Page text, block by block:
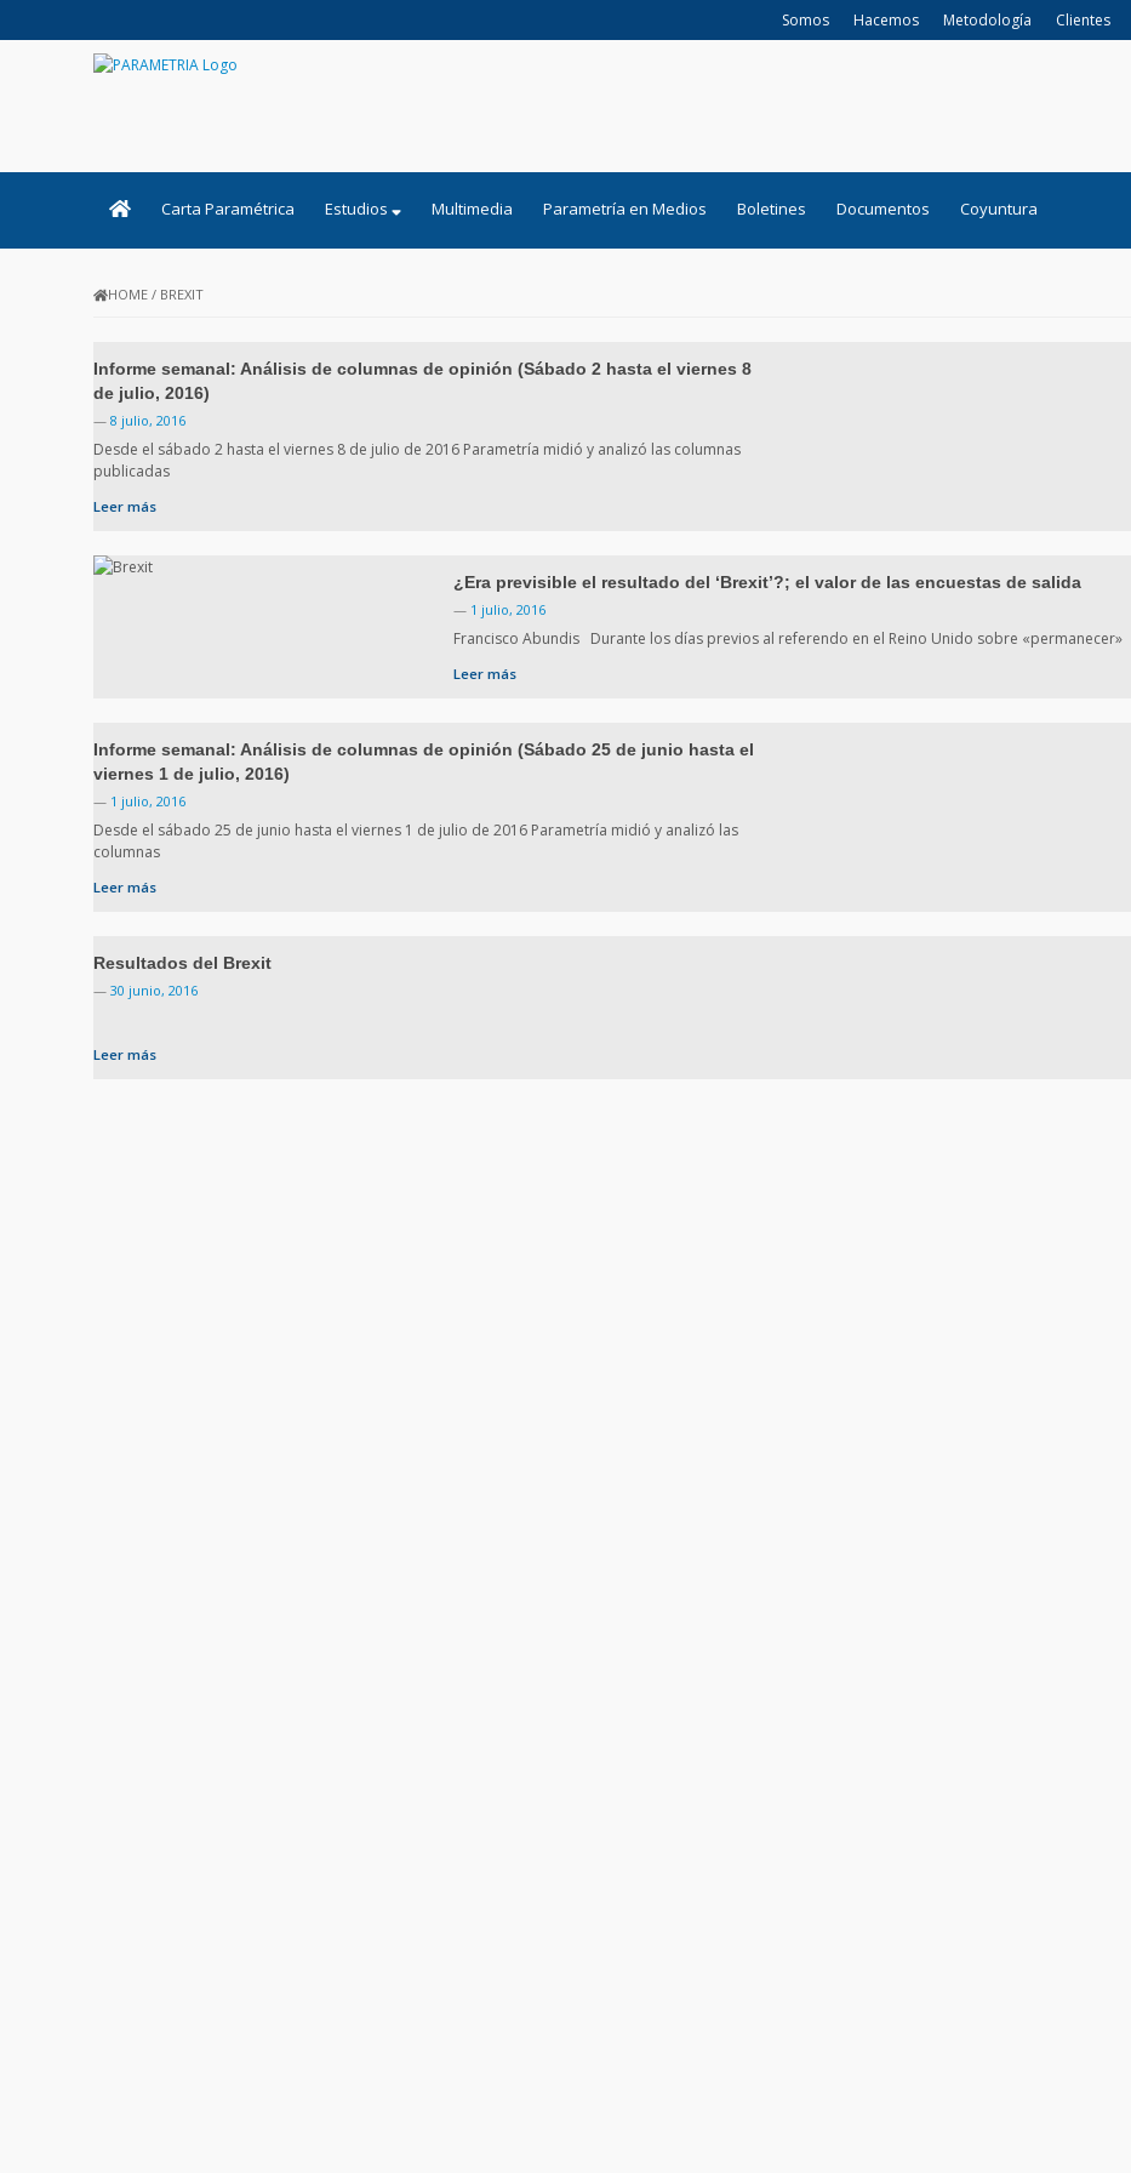
Somos Hacemos Metodología Clientes
Carta Paramétrica Estudios Multimedia Parametría en Medios Boletines Documentos Coyuntura
HOME / BREXIT
Informe semanal: Análisis de columnas de opinión (Sábado 2 hasta el viernes 8
de julio, 2016)
— 8 julio, 2016
Desde el sábado 2 hasta el viernes 8 de julio de 2016 Parametría midió y analizó las columnas
publicadas
Leer más
¿Era previsible el resultado del ‘Brexit’?; el valor de las encuestas de salida
— 1 julio, 2016
Francisco Abundis Durante los días previos al referendo en el Reino Unido sobre «permanecer»
Leer más
Informe semanal: Análisis de columnas de opinión (Sábado 25 de junio hasta el
viernes 1 de julio, 2016)
— 1 julio, 2016
Desde el sábado 25 de junio hasta el viernes 1 de julio de 2016 Parametría midió y analizó las
columnas
Leer más
Resultados del Brexit
— 30 junio, 2016
Leer más